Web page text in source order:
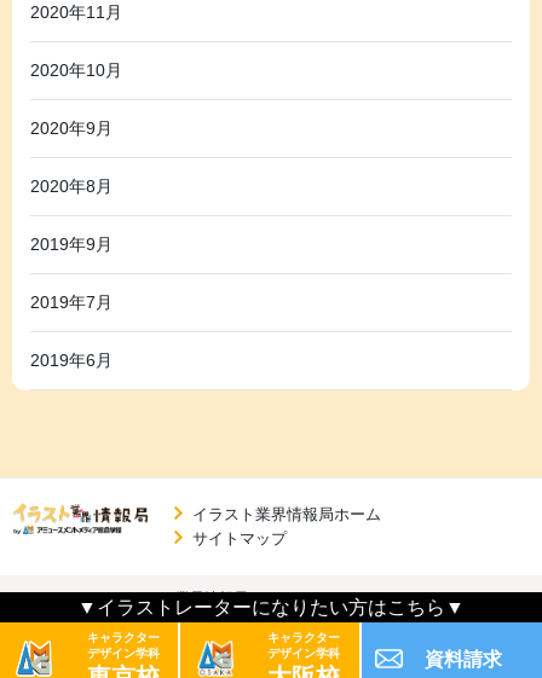
2020年11月
2020年10月
2020年9月
2020年8月
2019年9月
2019年7月
2019年6月
▼イラストレーターになりたい方はこちら▼
キャラクター
デザイン学科
キャラクター
デザイン学科
資料請求
イラスト業界情報局ホーム
サイトマップ
イラスト業界情報局© 2026 All rights reserved.